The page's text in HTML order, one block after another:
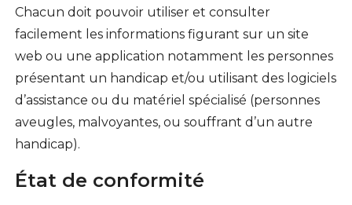
Chacun doit pouvoir utiliser et consulter
facilement les informations figurant sur un site
web ou une application notamment les personnes
présentant un handicap et/ou utilisant des logiciels
d’assistance ou du matériel spécialisé (personnes
aveugles, malvoyantes, ou souffrant d’un autre
handicap).
État de conformité